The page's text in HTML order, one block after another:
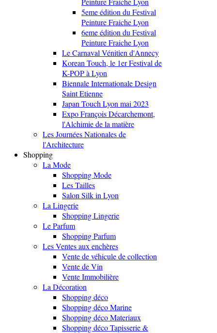
5eme édition du Festival
Peinture Fraiche Lyon
6eme édition du Festival
Peinture Fraiche Lyon
Le Carnaval Vénitien d'Annecy
Korean Touch, le 1er Festival de
K-POP à Lyon
Biennale Internationale Design
Saint Etienne
Japan Touch Lyon mai 2023
Expo François Décarchemont,
l'Alchimie de la matière
Les Journées Nationales de
l'Architecture
Shopping
La Mode
Shopping Mode
Les Tailles
Salon Silk in Lyon
La Lingerie
Shopping Lingerie
Le Parfum
Shopping Parfum
Les Ventes aux enchères
Vente de véhicule de collection
Vente de Vin
Vente Immobilière
La Décoration
Shopping déco
Shopping déco Marine
Shopping déco Materiaux
Shopping déco Tapisserie &